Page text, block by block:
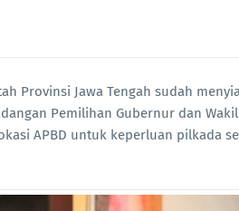
Provinsi Jawa Tengah sudah
Pemilihan Gubernur dan
APBD untuk keperluan pilkada